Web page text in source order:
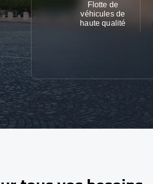
Flotte de
véhicules de
haute qualité